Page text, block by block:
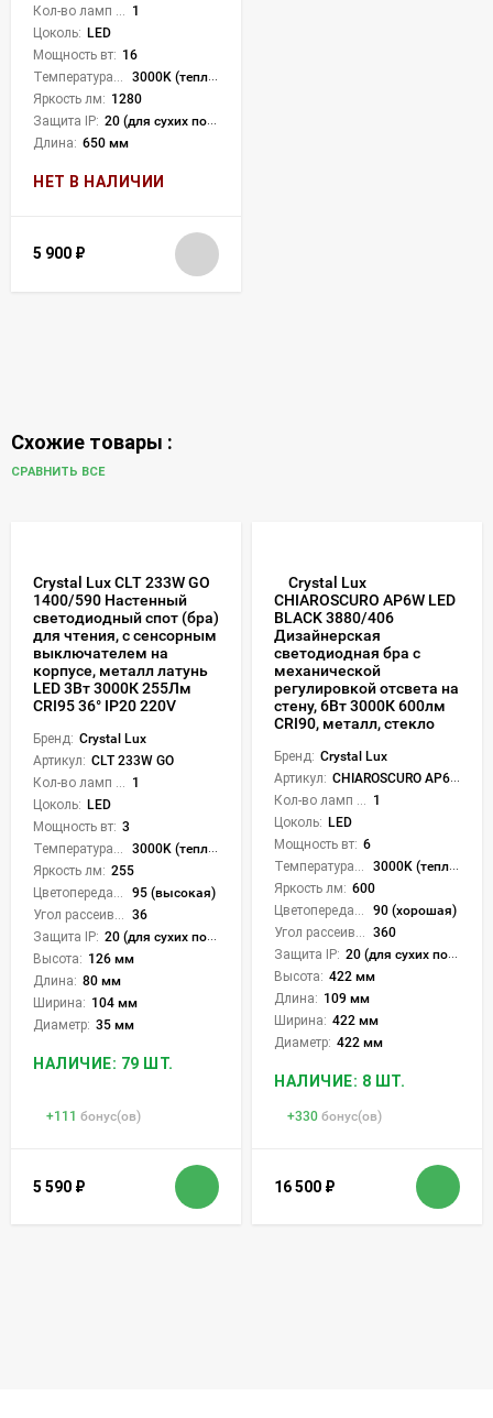
1
Цоколь: LED
Мощность вт: 16
3000K (теплый)
Яркость лм: 1280
Защита IP: 20 (для сухих пом.)
Длина: 650 мм
НЕТ В НАЛИЧИИ
5 900 ₽
Схожие товары :
СРАВНИТЬ ВСЕ
Crystal Lux CLT 233W GO
1400/590 Настенный
светодиодный спот (бра)
для чтения, с сенсорным
выключателем на
корпусе, металл латунь
LED 3Вт 3000К 255Лм
CRI95 36° IP20 220V
Бренд: Crystal Lux
Артикул: CLT 233W GO
1
Цоколь: LED
Мощность вт: 3
3000K (теплый)
Яркость лм: 255
95 (высокая)
36
Защита IP: 20 (для сухих пом.)
Высота: 126 мм
Длина: 80 мм
Ширина: 104 мм
Диаметр: 35 мм
НАЛИЧИЕ: 79 ШТ.
+111 бонус(ов)
5 590 ₽
Crystal Lux
CHIAROSCURO AP6W LED
BLACK 3880/406
Дизайнерская
светодиодная бра с
механической
регулировкой отсвета на
стену, 6Вт 3000К 600лм
CRI90, металл, стекло
Бренд: Crystal Lux
Артикул: CHIAROSCURO AP6W LED BLACK
Кол-во ламп или LED: 1
Цоколь: LED
Мощность вт: 6
Температура света:
3000K (теплый)
Яркость лм: 600
Цветопередача (CRI):
90 (хорошая)
Угол рассеивания света °: 360
Защита IP: 20 (для сухих пом.)
Высота: 422 мм
Длина: 109 мм
Ширина: 422 мм
Диаметр: 422 мм
НАЛИЧИЕ: 8 ШТ.
+330 бонус(ов)
16 500 ₽